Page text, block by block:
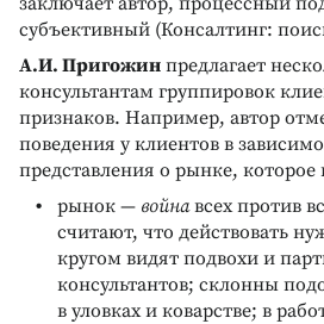
субъективный (Консалтинг:
А.И. Пригожин предлагает
консультантам группировок
признаков. Например, автор
поведения у клиентов в
представления о рынке,
рынок — войнавсех против
считают, что действовать
кругом видят подвохи и
консультантов; склонны
в уловках и коварстве; в